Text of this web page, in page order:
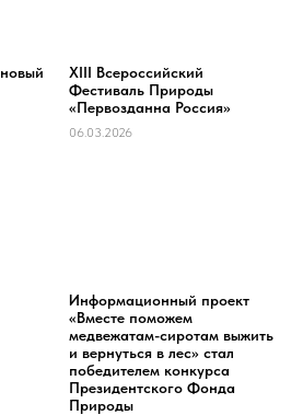
XIII Всероссийский
Фестиваль Природы
«Первозданна Россия»
06.03.2026
Информационный проект
«Вместе поможем
медвежатам-сиротам выжить
и вернуться в лес» стал
победителем конкурса
Президентского Фонда
Природы